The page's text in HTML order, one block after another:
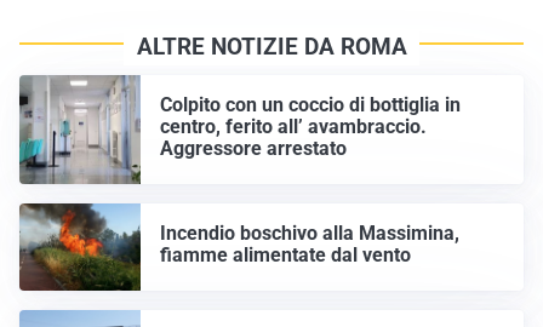
ALTRE NOTIZIE DA ROMA
Colpito con un coccio di bottiglia in
centro, ferito all’ avambraccio.
Aggressore arrestato
Incendio boschivo alla Massimina,
fiamme alimentate dal vento